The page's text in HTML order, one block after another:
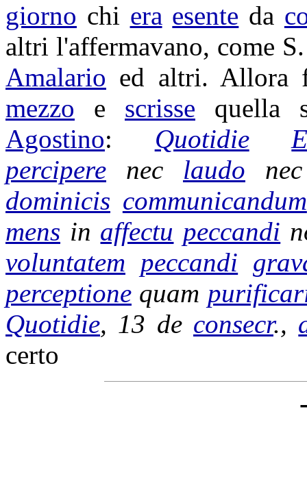
giorno chi era esente da
altri l'affermavano, come
Amalario ed altri.
mezzo e scrisse quella
Agostino: Quotidie
percipere nec laudo
dominicis communicandum
mens in affectu peccandi
voluntatem peccandi
perceptione quam
Quotidie, 13 de consecr.,
certo